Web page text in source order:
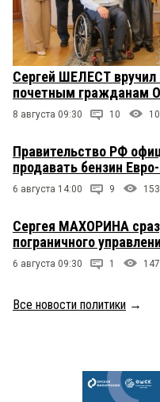
Сергей ШЕЛЕСТ вручил
почетным гражданам
8 августа 09:30 10
Правительство РФ
продавать бензин
6 августа 14:00 9
Сергея МАХОРИНА
пограничного
6 августа 09:30 1
Все новости политики →